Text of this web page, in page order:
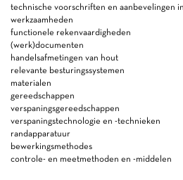
technische voorschriften en aanbevelingen
werkzaamheden
functionele rekenvaardigheden
(werk)documenten
handelsafmetingen van hout
relevante besturingssystemen
materialen
gereedschappen
verspaningsgereedschappen
verspaningstechnologie en -technieken
randapparatuur
bewerkingsmethodes
controle- en meetmethoden en -middelen